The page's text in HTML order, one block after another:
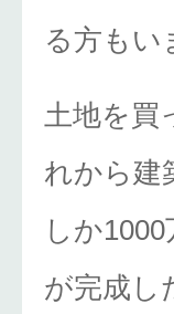
る方もい
土地を買
れから建
しか
が完成し